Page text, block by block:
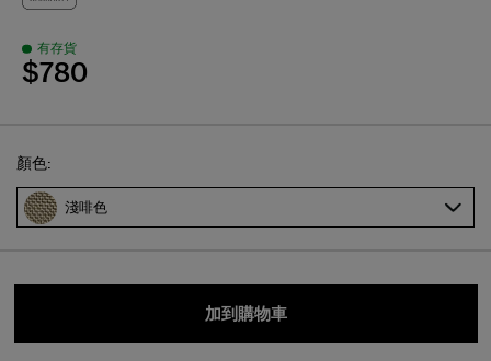
有存貨
$780
Select
顏色:
淺啡色
加到購物車